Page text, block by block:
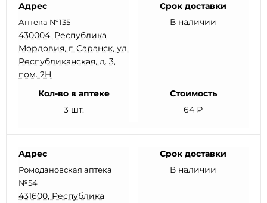
Адрес
Аптека №135
430004, Республика
Мордовия, г. Саранск, ул.
Республиканская, д. 3,
пом. 2Н
Срок доставки
В наличии
Кол-во в аптеке
3 шт.
Стоимость
64 ₽
Адрес
Ромодановская аптека
№54
431600, Республика
Срок доставки
В наличии